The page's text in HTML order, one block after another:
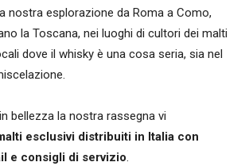
nostra esplorazione da Roma a Como,
la Toscana, nei luoghi di cultori dei malti
dove il whisky è una cosa seria, sia nel
bellezza la nostra rassegna vi
esclusivi distribuiti in Italia con
e consigli di servizio.